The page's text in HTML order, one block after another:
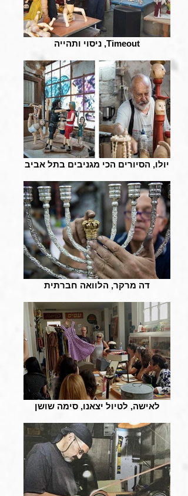
ניסוי ותהייה ,Timeout
יולו, הסיורים הכי מגניבים בתל אביב
דה מרקר, הלוואה חברתית
לאישה, לטיול יצאנו, סימה שושן